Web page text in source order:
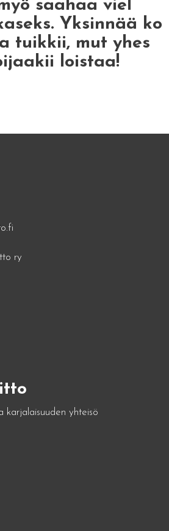
saahaa viel
Yksinnää ko
tuikkii, mut yhes
loistaa!
ry
karjalaisuuden yhteisö